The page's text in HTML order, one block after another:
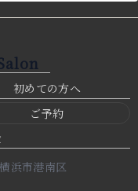
初めての方へ
ご予約
浜市港南区